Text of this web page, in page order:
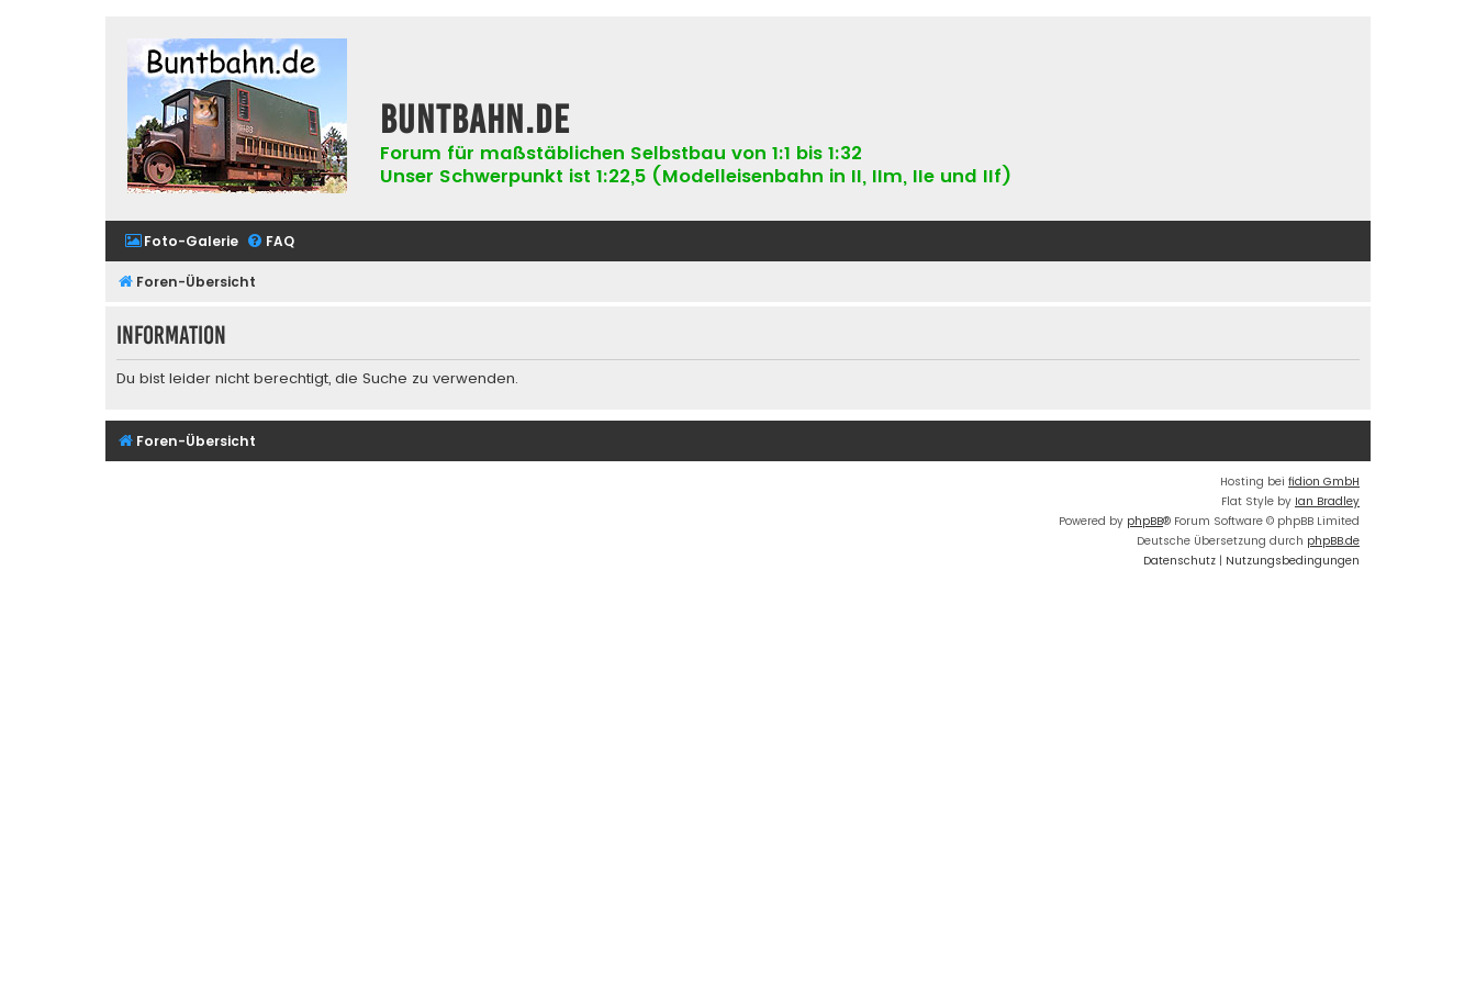
buntbahn.de
Forum für maßstäblichen Selbstbau von 1:1 bis 1:32
Unser Schwerpunkt ist 1:22,5 (Modelleisenbahn in II, IIm, IIe und IIf)
Foto-Galerie FAQ
Foren-Übersicht
Information
Du bist leider nicht berechtigt, die Suche zu verwenden.
Foren-Übersicht
Hosting bei fidion GmbH
Flat Style by Ian Bradley
Powered by phpBB® Forum Software © phpBB Limited
Deutsche Übersetzung durch phpBB.de
Datenschutz | Nutzungsbedingungen